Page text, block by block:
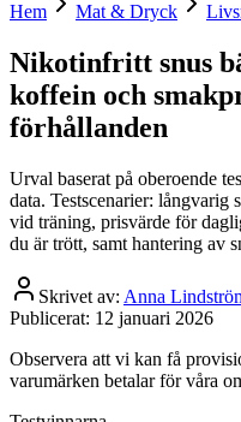
Hem Mat & Dryck
Nikotinfritt snus
koffein och
förhållanden
Urval baserat på oberoende
data. Testscenarier: långvarig
vid träning, prisvärde för
du är trött, samt hantering av
Skrivet av: Anna
Publicerat: 12 januari 2026
Observera att vi kan få
varumärken betalar för våra